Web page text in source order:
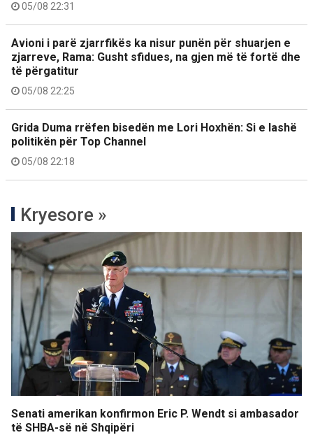
05/08 22:31
Avioni i parë zjarrfikës ka nisur punën për shuarjen e
zjarreve, Rama: Gusht sfidues, na gjen më të fortë dhe
të përgatitur
05/08 22:25
Grida Duma rrëfen bisedën me Lori Hoxhën: Si e lashë
politikën për Top Channel
05/08 22:18
Kryesore »
Senati amerikan konfirmon Eric P. Wendt si ambasador
të SHBA-së në Shqipëri